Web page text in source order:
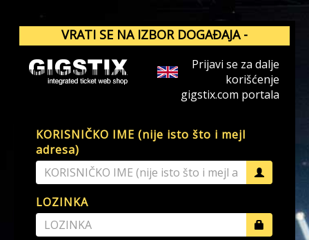
VRATI SE NA IZBOR DOGAĐAJA -
Prijavi se za dalje
korišćenje
gigstix.com portala
KORISNIČKO IME (nije isto što i mejl
adresa)
LOZINKA